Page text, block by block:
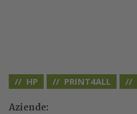
HP PRINT4ALL
Aziende: